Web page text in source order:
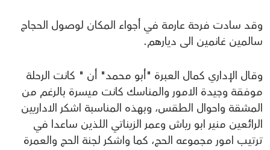
وقد سادت فرحة عارمة في أجواء المكان لوصول الحجاج
سالمين غانمين الى ديارهم.
وقال الإداري كمال العبرة "أبو محمد" أن " كانت الرحلة
موفقة وجيدة الامور والمناسك كانت ميسرة بالرغم من
المشقة واحوال الطقس، وبهذه المناسبة اشكر الاداريين
الرائعين منير ابو رياش وعمر الزيناتي اللذين ساعدا في
ترتيب امور مجموعه الحج، كما واشكر لجنة الحج والعمرة